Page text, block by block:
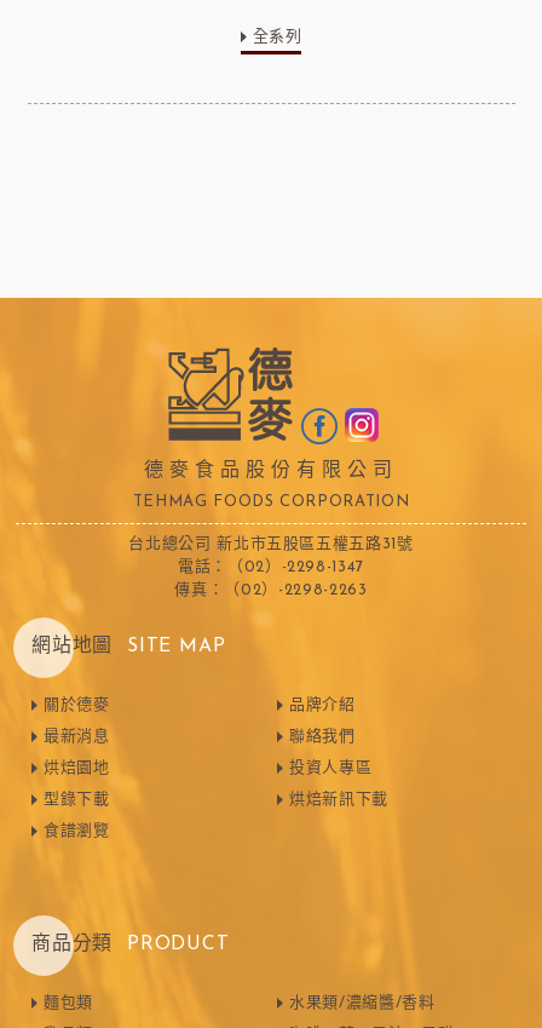
全系列
德麥食品股份有限公司
TEHMAG FOODS CORPORATION
台北總公司 新北市五股區五權五路31號
電話：（02）-2298-1347
傳真：（02）-2298-2263
網站地圖 SITE MAP
關於德麥
最新消息
烘焙園地
型錄下載
食譜瀏覽
品牌介紹
聯絡我們
投資人專區
烘焙新訊下載
商品分類 PRODUCT
麵包類
水果類/濃縮醬/香料